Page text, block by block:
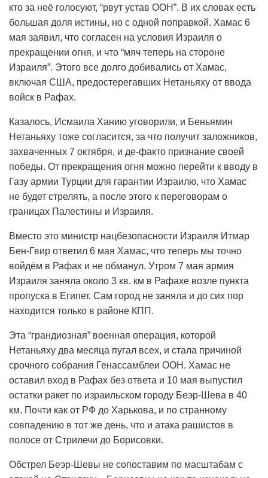
кто за неё голосуют, “рвут устав ООН”. В их словах есть
большая доля истины, но с одной поправкой. Хамас 6
мая заявил, что согласен на условия Израиля о
прекращении огня, и что “мяч теперь на стороне
Израиля”. Этого все долго добивались от Хамас,
включая США, предостерегавших Нетаньяху от ввода
войск в Рафах.
Казалось, Исмаила Ханию уговорили, и Беньямин
Нетаньяху тоже согласится, за что получит заложников,
захваченных 7 октября, и де-факто признание своей
победы. От прекращения огня можно перейти к вводу в
Газу армии Турции для гарантии Израилю, что Хамас
не будет стрелять, а после этого к переговорам о
границах Палестины и Израиля.
Вместо это министр нацбезопасности Израиля Итмар
Бен-Гвир ответил 6 мая Хамас, что теперь мы точно
войдём в Рафах и не обманул. Утром 7 мая армия
Израиля заняла около 3 кв. км в Рафахе возле пункта
пропуска в Египет. Сам город не заняла и до сих пор
находится только в районе КПП.
Эта “грандиозная” военная операция, которой
Нетаньяху два месяца пугал всех, и стала причиной
срочного собрания Генассамблеи ООН. Хамас не
оставил вход в Рафах без ответа и 10 мая выпустил
остатки ракет по израильском городу Беэр-Шева в 40
км. Почти как от РФ до Харькова, и по странному
совпадению в тот же день, что и атака рашистов в
полосе от Стрилечи до Борисовки.
Обстрел Беэр-Шевы не сопоставим по масштабам с